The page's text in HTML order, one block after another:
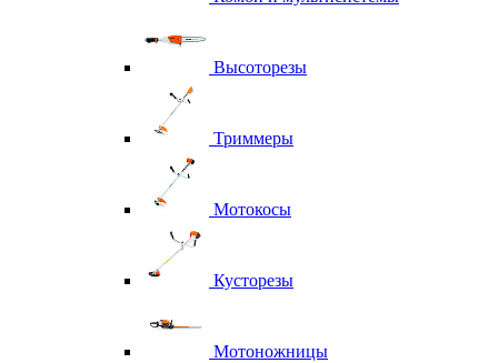
Высоторезы
Триммеры
Мотокосы
Кусторезы
Мотоножницы